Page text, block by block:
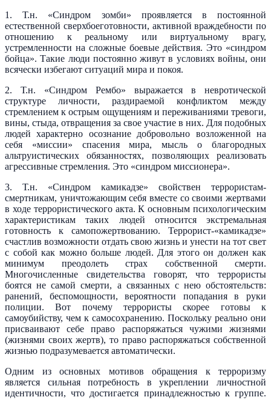
1. Т.н. «Синдром зомби» проявляется в постоянной
естественной сверхбоеготовности, активной враждебности по
отношению к реальному или виртуальному врагу,
устремленности на сложные боевые действия. Это «синдром
бойца». Такие люди постоянно живут в условиях войны, они
всячески избегают ситуаций мира и покоя.
2. Т.н. «Синдром Рембо» выражается в невротической
структуре личности, раздираемой конфликтом между
стремлением к острым ощущениям и переживаниями тревоги,
вины, стыда, отвращения за свое участие в них. Для подобных
людей характерно осознание добровольно возложенной на
себя «миссии» спасения мира, мысль о благородных
альтруистических обязанностях, позволяющих реализовать
агрессивные стремления. Это «синдром миссионера».
3. Т.н. «Синдром камикадзе» свойствен террористам-
смертникам, уничтожающим себя вместе со своими жертвами
в ходе террористического акта. К основным психологическим
характеристикам таких людей относится экстремальная
готовность к самопожертвованию. Террорист-«камикадзе»
счастлив возможности отдать свою жизнь и унести на тот свет
с собой как можно больше людей. Для этого он должен как
минимум преодолеть страх собственной смерти.
Многочисленные свидетельства говорят, что террористы
боятся не самой смерти, а связанных с нею обстоятельств:
ранений, беспомощности, вероятности попадания в руки
полиции. Вот почему террористы скорее готовы к
самоубийству, чем к самосохранению. Поскольку реально они
присваивают себе право распоряжаться чужими жизнями
(жизнями своих жертв), то право распоряжаться собственной
жизнью подразумевается автоматически.
Одним из основных мотивов обращения к терроризму
является сильная потребность в укреплении личностной
идентичности, что достигается принадлежностью к группе.